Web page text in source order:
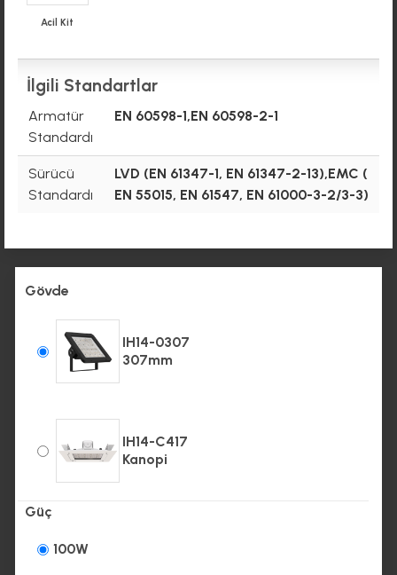
Acil Kit
İlgili Standartlar
Armatür
Standardı
EN 60598-1,EN 60598-2-1
Sürücü
Standardı
LVD (EN 61347-1, EN 61347-2-13),EMC (
EN 55015, EN 61547, EN 61000-3-2/3-3)
Gövde
IH14-0307
307mm
IH14-C417
Kanopi
Güç
100W